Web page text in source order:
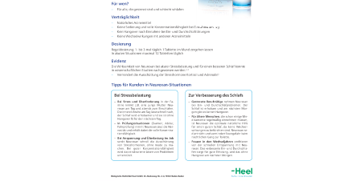
Neurexan® bei Anspannung oder innerer Unruhe, abends
hilft Ihnen das natürliche Beruhigungsmittel als
Einschlafhilfe und gegen Schlafstörungen.
Beruhigung und natürlicher Schlaf mit Neurexan®
Im Gegensatz zu herkömmlichen Schlaftabletten oder
Beruhigungsmitteln führt die Einnahme von Neurexan®
zu keiner Sedierung oder Konzentrationsschwäche am